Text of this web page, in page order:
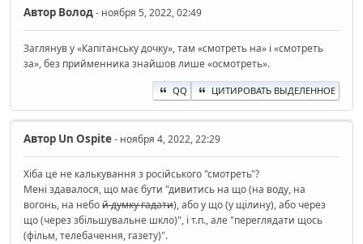
Автор Волод- ноября 5, 2022, 02:49
Заглянув у «Капітанську дочку», там «смотреть на» і «смотреть
за», без прийменника знайшов лише «осмотреть».
QQ ЦИТИРОВАТЬ ВЫДЕЛЕННОЕ
Автор Un Ospite- ноября 4, 2022, 22:29
Хіба це не калькування з російського "смотреть"?
Мені здавалося, що має бути "дивитись на що (на воду, на
вогонь, на небой думку гадати), або у що (у щілину), або через
що (через збільшувальне шкло)", і т.п., але "переглядати щось
(фільм, телебачення, газету)".